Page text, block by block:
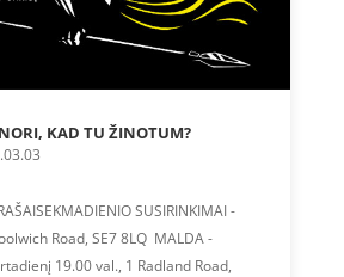
KAD TU ŽINOTUM?
SUSIRINKIMAI -
Road, SE7 8LQ MALDA -
19.00 val., 1 Radland Road,